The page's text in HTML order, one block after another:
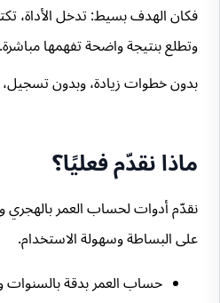
فكان الهدف بسيط: تدخل الأداة،
وتطلع بنتيجة واضحة تفهمها مباشرة.
بدون خطوات زيادة، وبدون تسجيل،
ماذا نقدّم فعليًا؟
نقدّم أدوات لحساب العمر بالهجري
على البساطة وسهولة الاستخدام.
حساب العمر بدقة بالسنوات